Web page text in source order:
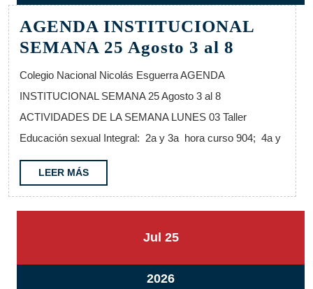
agosto,
2026
AGENDA INSTITUCIONAL
SEMANA 25 Agosto 3 al 8 AGENDA
SEMANA
25
Agosto
8
Colegio Nacional Nicolás Esguerra AGENDA
INSTITUCIONAL SEMANA 25 Agosto 3 al 8
ACTIVIDADES DE LA SEMANA LUNES 03 Taller
Educación sexual Integral: 2a y 3a hora curso 904; 4a y
LEER MÁSLEER
MÁS
Jul 25
2026
2525
202625